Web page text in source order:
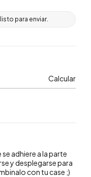
para enviar.
Calcular
adhiere a la parte
y desplegarse para
con tu case ;)